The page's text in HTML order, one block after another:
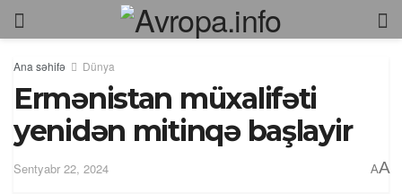
Ana səhifə Dünya
Ermənistan müxalifəti
yenidən mitinqə başlayir
Sentyabr 22, 2024 AA